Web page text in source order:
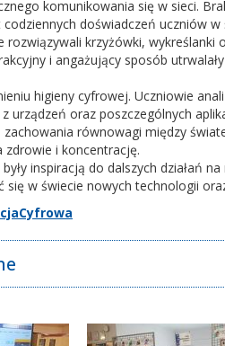
komunikowania się w sieci.
doświadczeń uczniów w
rozwiązywali krzyżówki,
i angażujący sposób
higieny cyfrowej. Uczniowie
urządzeń oraz poszczególnych
równowagi między
i koncentrację.
inspiracją do dalszych działań
w świecie nowych technologii